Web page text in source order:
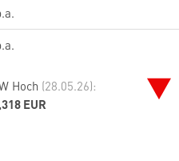
Hoch (28.05.26):
EUR